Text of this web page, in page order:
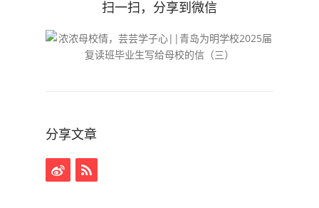
扫一扫，分享到微信
分享文章